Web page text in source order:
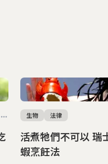
活煮牠們不可以 瑞士禁止傳統龍
蝦烹飪法
生物 法律